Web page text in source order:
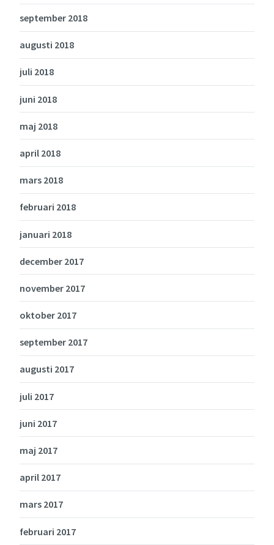
september 2018
augusti 2018
juli 2018
juni 2018
maj 2018
april 2018
mars 2018
februari 2018
januari 2018
december 2017
november 2017
oktober 2017
september 2017
augusti 2017
juli 2017
juni 2017
maj 2017
april 2017
mars 2017
februari 2017